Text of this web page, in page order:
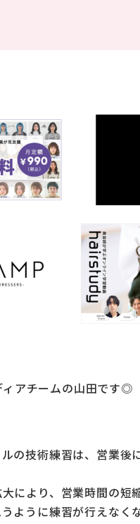
アチームの山田です◎
の技術練習は、営業後
により、営業時間の短
ように練習が行えなく